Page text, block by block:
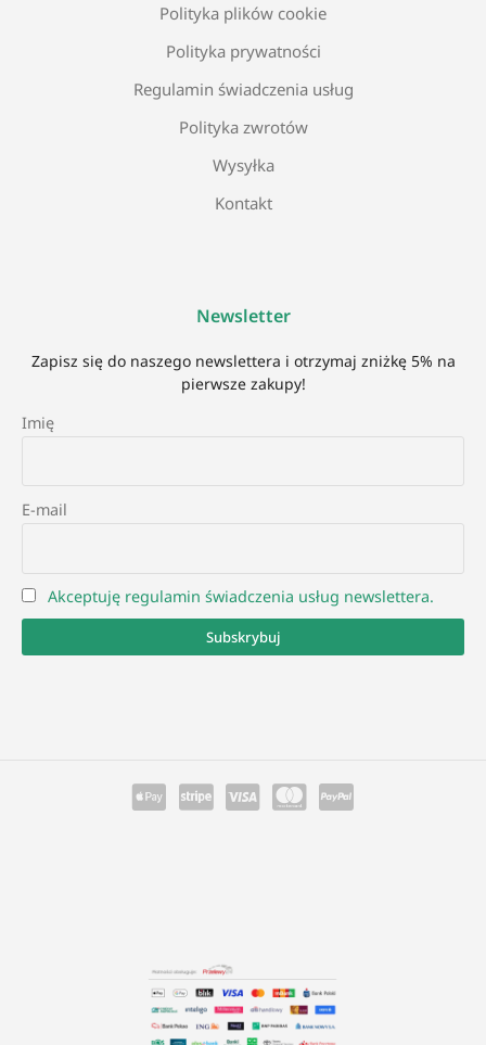
Polityka plików cookie
Polityka prywatności
Regulamin świadczenia usług
Polityka zwrotów
Wysyłka
Kontakt
Newsletter
Zapisz się do naszego newslettera i otrzymaj zniżkę 5% na
pierwsze zakupy!
Imię
E-mail
Akceptuję regulamin świadczenia usług newslettera.